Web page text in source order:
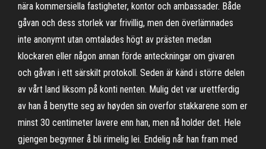
nära kommersiella fastigheter, kontor och ambassader. Både
gåvan och dess storlek var frivillig, men den överlämnades
inte anonymt utan omtalades högt av prästen medan
klockaren eller någon annan förde anteckningar om givaren
och gåvan i ett särskilt protokoll. Seden är känd i större delen
av vårt land liksom på konti­ nenten. Mulig det var urettferdig
av han å benytte seg av høyden sin overfor stakkarene som er
minst 30 centimeter lavere enn han, men nå holder det. Hele
gjengen begynner å bli rimelig lei. Endelig når han fram med